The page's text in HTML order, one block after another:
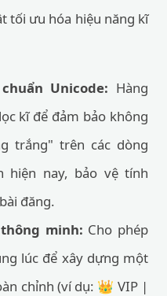
tối ưu hóa hiệu năng kĩ
Unicode: Hàng
kĩ để đảm bảo không
trắng" trên các dòng
hiện nay, bảo vệ tính
đăng.
minh: Cho phép
lúc để xây dựng một
chỉnh (ví dụ: 👑 VIP |